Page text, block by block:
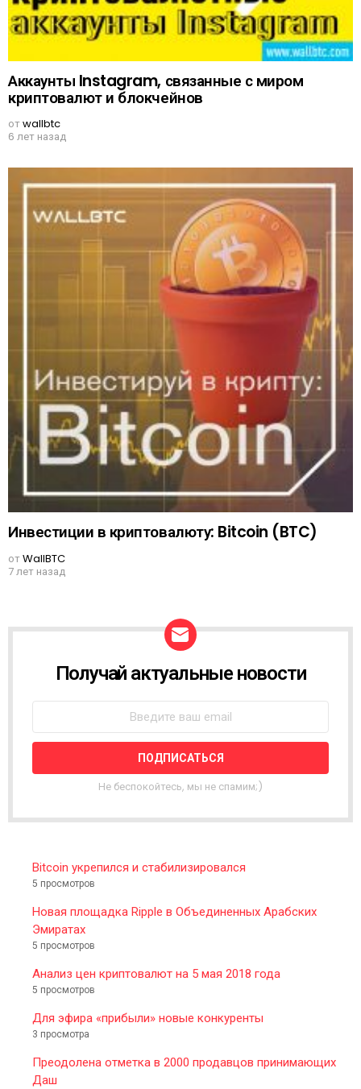
Аккаунты Instagram, связанные с миром
криптовалют и блокчейнов
отwallbtc
6 лет назад
Инвестиции в криптовалюту: Bitcoin (BTC)
отWallBTC
7 лет назад
W
L
T
R
Получай актуальные новости
Не беспокойтесь, мы не спамим;)
Bitcoin укрепился и стабилизировался
5 просмотров
Новая площадка Ripple в Объединенных Арабских
Эмиратах
5 просмотров
Анализ цен криптовалют на 5 мая 2018 года
5 просмотров
Для эфира «прибыли» новые конкуренты
3 просмотра
Преодолена отметка в 2000 продавцов принимающих
Даш